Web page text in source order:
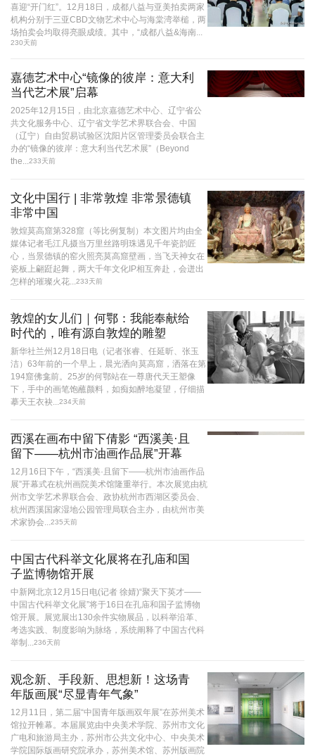
喜迎“开门红”。12月18日，成都八益与亚美拍卖两家
机构分别于三亚CBD文物艺术中心与海棠湾举槌，两
场拍卖会均取得亮眼成绩。其中，“成都八益&海南...
230天前
嘉德艺术中心“镜像的彼岸：意大利
当代艺术展”启幕
2025年12月15日，由北京嘉德艺术中心、辽宁省公
共文化服务中心、辽宁省文学艺术界联合会、中国
（辽宁）自由贸易试验区沈阳片区管理委员会联合主
办的“镜像的彼岸：意大利当代艺术展”（Beyond
the...
233天前
文化中国行 | 非常敦煌 非常景德镇
非常中国
敦煌莫高窟第328窟（等比例复制）本文图片均由全
媒体记者毛江凡摄当万里丝路明珠遇见千年瓷韵匠
心，当景德镇的窑火照亮莫高窟壁画，当飞天神女在
瓷板上翩跹起舞，两大千年文化IP相互奔赴，会迸出
怎样的璀璨火花...
233天前
敦煌的女儿们｜何鄂：我能奉献给
时代的，唯有源自敦煌的雕塑
新华社兰州12月18日电（记者张睿、任延昕、张玉
洁）63年前的一个早上，晨光洒向莫高窟，洒落在第
194窟佛龛前。25岁的何鄂站在一尊唐代天王塑像
下，手中的画笔饱蘸颜料，如痴如醉地凝望，仔细描
摹天王衣袂...
234天前
西溪在画布中留下倩影 “西溪美·且
留下——杭州市油画作品展”开幕
12月16日下午，“西溪美·且留下——杭州市油画作品
展”开幕式在杭州画院美术馆隆重举行。本次展览由杭
州市文学艺术界联合会、政协杭州市西湖区委员会、
杭州西溪国家湿地公园管理局联合主办，由杭州市美
术家协会...
235天前
中国古代科举文化展将在孔庙和国
子监博物馆开展
中新网北京12月15日电(记者 徐婧)“聚天下英才——
中国古代科举文化展”将于16日在孔庙和国子监博物
馆开展。展览展出130余件实物展品，以科举沿革、
考选实践、制度影响为脉络，系统阐释了中国古代科
举制...
236天前
观念新、手段新、思想新！这场青
年版画展“尽显青年气象”
12月11日，第二届“中国青年版画双年展”在苏州美术
馆拉开帷幕。本届展览由中央美术学院、苏州市文化
广电和旅游局主办，苏州市公共文化中心、中央美术
学院国际版画研究院承办，苏州美术馆、苏州版画院